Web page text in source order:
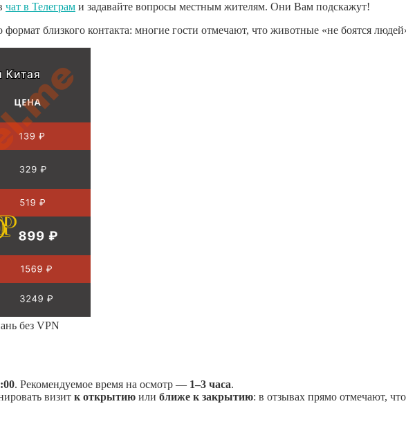
чат в Телеграм и задавайте вопросы местным жителям. Они Вам подскажут!
близкого контакта: многие гости отмечают, что животные «не боятся
без VPN
. Рекомендуемое время на осмотр — 1–3 часа.
визит к открытию или ближе к закрытию: в отзывах прямо отмечают,